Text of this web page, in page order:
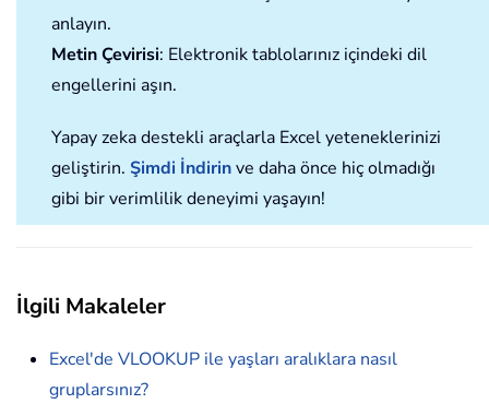
anlayın.
Metin Çevirisi: Elektronik tablolarınız içindeki dil
engellerini aşın.
Yapay zeka destekli araçlarla Excel yeteneklerinizi
geliştirin. Şimdi İndirinve daha önce hiç olmadığı
gibi bir verimlilik deneyimi yaşayın!
İlgili Makaleler
Excel'de VLOOKUP ile yaşları aralıklara nasıl
gruplarsınız?